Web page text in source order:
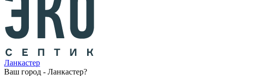
Ланкастер
Ваш город - Ланкастер?